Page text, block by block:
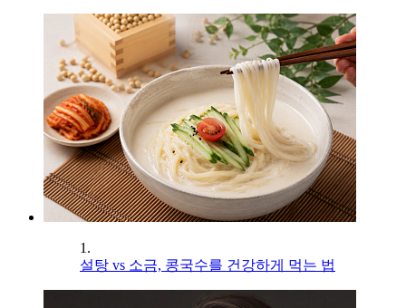
1.
설탕 vs 소금, 콩국수를 건강하게 먹는 법